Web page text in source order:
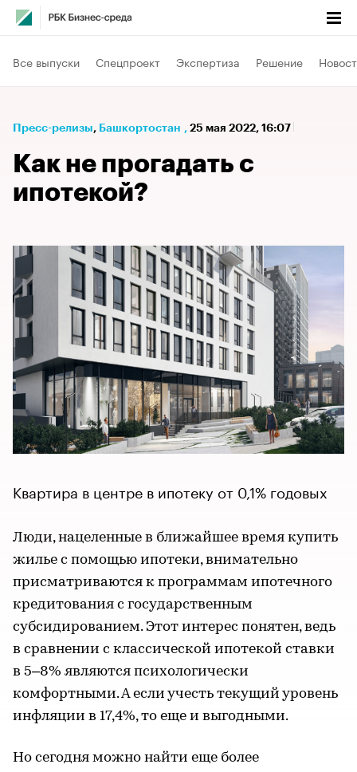
Все выпуски Спецпроект Экспертиза Решение
Пресс-релизы⁠, Башкортостан , 25 мая 2022, 16:07
Как не прогадать с
ипотекой?
Квартира в центре в ипотеку от 0,1% годовых
Люди, нацеленные в ближайшее время купить
жилье с помощью ипотеки, внимательно
присматриваются к программам ипотечного
кредитования с государственным
субсидированием. Этот интерес понятен, ведь
в сравнении с классической ипотекой ставки
в 5–8% являются психологически
комфортными. А если учесть текущий уровень
инфляции в 17,4%, то еще и выгодными.
Но сегодня можно найти еще более